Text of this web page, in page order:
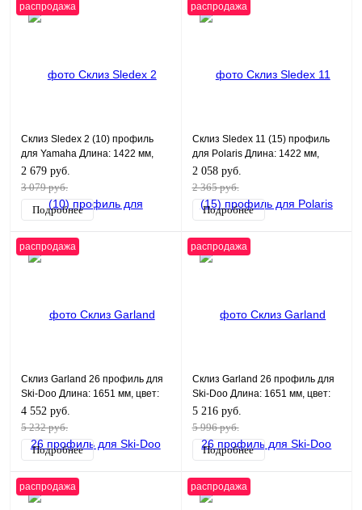
распродажа
Склиз Sledex 2 (10) профиль
для Yamaha Длина: 1422 мм,
цвет: белый
2 679 руб.
3 079 руб.
Подробнее
распродажа
Склиз Sledex 11 (15) профиль
для Polaris Длина: 1422 мм,
цвет: черный
2 058 руб.
2 365 руб.
Подробнее
распродажа
Склиз Garland 26 профиль для
Ski-Doo Длина: 1651 мм, цвет:
черный
4 552 руб.
5 232 руб.
Подробнее
распродажа
Склиз Garland 26 профиль для
Ski-Doo Длина: 1651 мм, цвет:
графитовый
5 216 руб.
5 996 руб.
Подробнее
распродажа распродажа